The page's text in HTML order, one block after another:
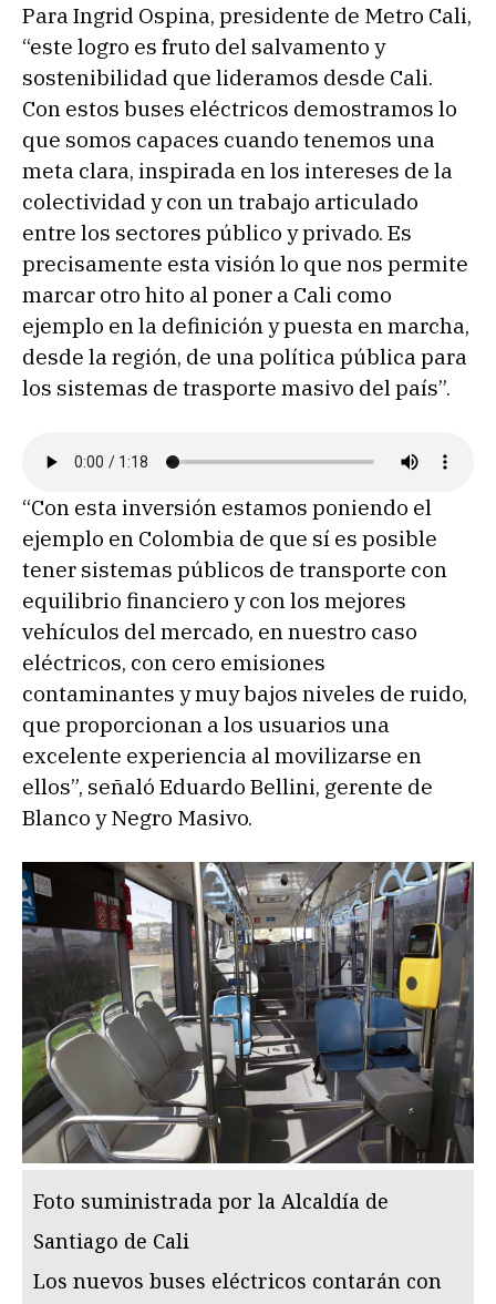
Para Ingrid Ospina, presidente de Metro Cali,
“este logro es fruto del salvamento y
sostenibilidad que lideramos desde Cali.
Con estos buses eléctricos demostramos lo
que somos capaces cuando tenemos una
meta clara, inspirada en los intereses de la
colectividad y con un trabajo articulado
entre los sectores público y privado. Es
precisamente esta visión lo que nos permite
marcar otro hito al poner a Cali como
ejemplo en la definición y puesta en marcha,
desde la región, de una política pública para
los sistemas de trasporte masivo del país”.
“Con esta inversión estamos poniendo el
ejemplo en Colombia de que sí es posible
tener sistemas públicos de transporte con
equilibrio financiero y con los mejores
vehículos del mercado, en nuestro caso
eléctricos, con cero emisiones
contaminantes y muy bajos niveles de ruido,
que proporcionan a los usuarios una
excelente experiencia al movilizarse en
ellos”, señaló Eduardo Bellini, gerente de
Blanco y Negro Masivo.
Foto suministrada por la Alcaldía de
Santiago de Cali
Los nuevos buses eléctricos contarán con